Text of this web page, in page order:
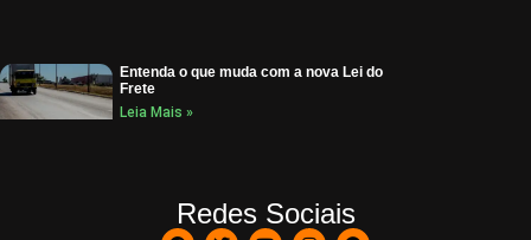
Entenda o que muda com a nova Lei do
Frete
Leia Mais »
Redes Sociais